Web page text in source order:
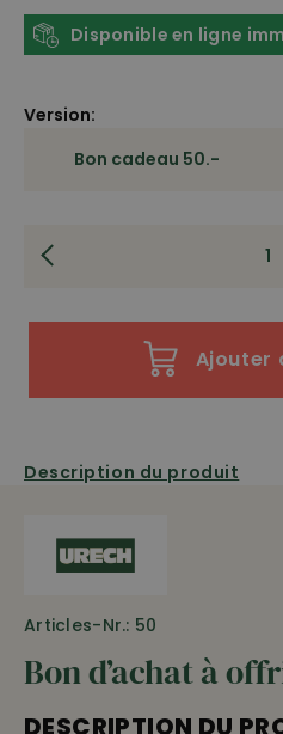
Disponible en ligne
Version:
Ajouter
Description du produit
Articles-Nr.: 50
Bon d’achat à
DESCRIPTION DU